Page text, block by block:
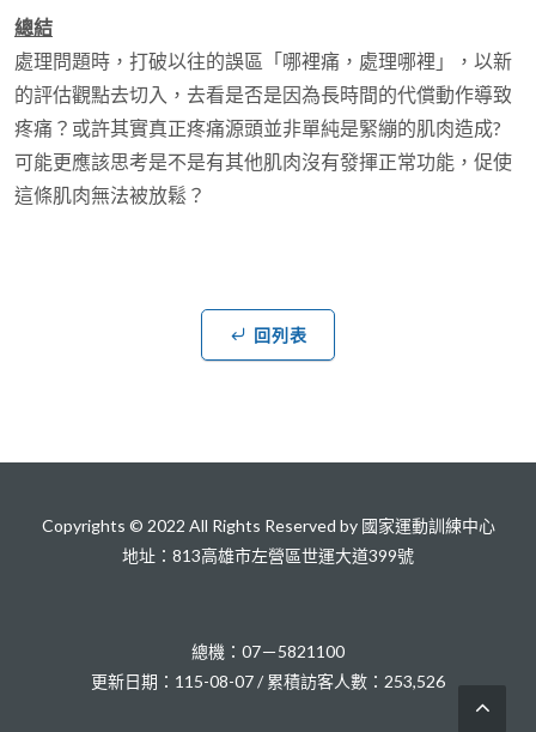
總結
處理問題時，打破以往的誤區「哪裡痛，處理哪裡」，以新
的評估觀點去切入，去看是否是因為長時間的代償動作導致
疼痛？或許其實真正疼痛源頭並非單純是緊繃的肌肉造成?
可能更應該思考是不是有其他肌肉沒有發揮正常功能，促使
這條肌肉無法被放鬆？
回列表
Copyrights © 2022 All Rights Reserved by 國家運動訓練中心
地址：813高雄市左營區世運大道399號
總機：07－5821100
更新日期：115-08-07 / 累積訪客人數：253,526